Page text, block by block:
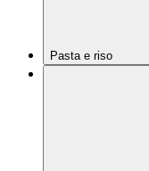
Pasta e riso